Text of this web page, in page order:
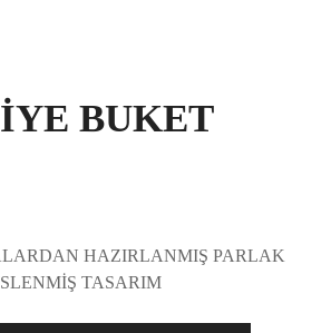
BUKET
HAZIRLANMIŞ PARLAK
TASARIM